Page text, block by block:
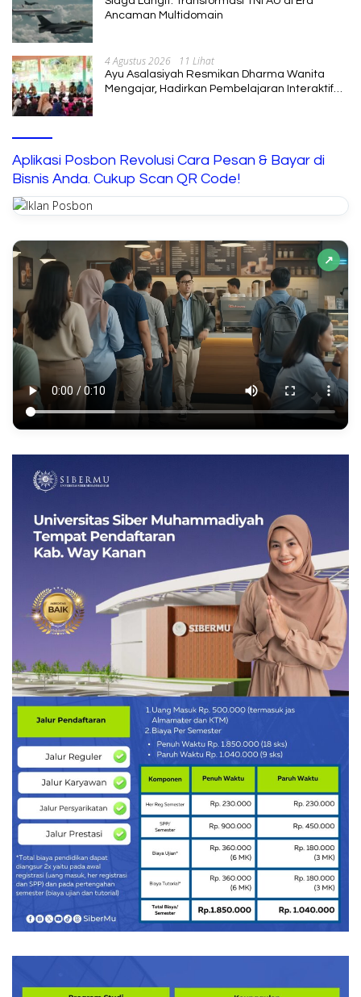
Ancaman Multidomain
4 Agustus 2026 11 Lihat
Ayu Asalasiyah Resmikan Dharma Wanita
Mengajar, Hadirkan Pembelajaran Interaktif
Aplikasi Posbon Revolusi Cara Pesan & Bayar di
Bisnis Anda. Cukup Scan QR Code!
↗